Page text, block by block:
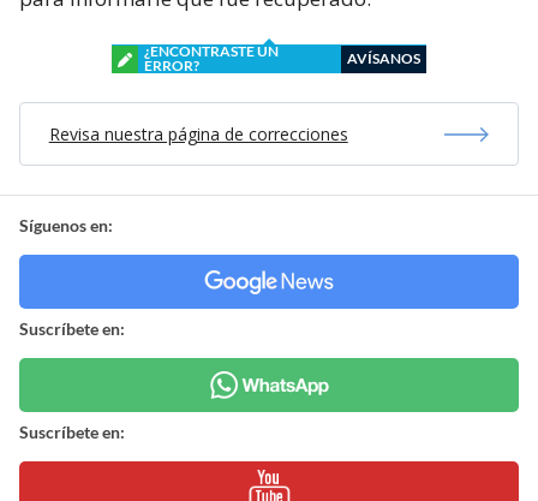
¿ENCONTRASTE UN
ERROR?
AVÍSANOS
Revisa nuestra página de correcciones
Síguenos en:
Suscríbete en:
Suscríbete en: